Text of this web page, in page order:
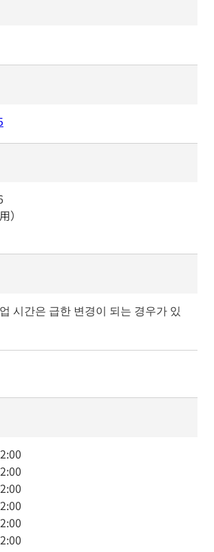
）
시간은 급한 변경이 되는 경우가 있